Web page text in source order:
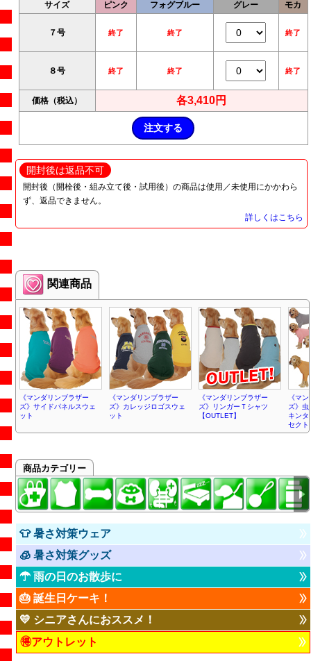
サイズ ピンク フォグブルー グレー モカ
７号 終了 終了 終了
８号 終了 終了 終了
価格（税込） 各3,410円
開封後は返品不可
開封後（開栓後・組み立て後・試用後）の商品は使用／未使用にかかわら
ず、返品できません。
詳しくはこちら
関連商品
《マンダリンブラザー
ズ》サイドパネルスウェ
ット
《マンダリンブラザー
ズ》カレッジロゴスウェ
ット
《マンダリンブラザー
ズ》リンガーＴシャツ
【OUTLET】
《マ
ズ》虫
キンタ
セクト
商品カテゴリー
👕 暑さ対策ウェア
🧊 暑さ対策グッズ
☂ 雨の日のお散歩に
🎂 誕生日ケーキ！
💛 シニアさんにおススメ！
🉐アウトレット